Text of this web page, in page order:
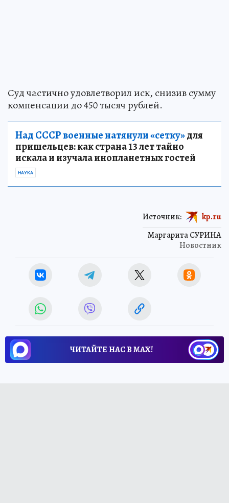
Суд частично удовлетворил иск, снизив сумму
компенсации до 450 тысяч рублей.
Над СССР военные натянули «сетку»для
пришельцев: как страна 13 лет тайно
искала и изучала инопланетных гостей
НАУКА
Маргарита СУРИНА
Новостник
Источник: kp.ru
ЧИТАЙТЕ НАС В МАХ!